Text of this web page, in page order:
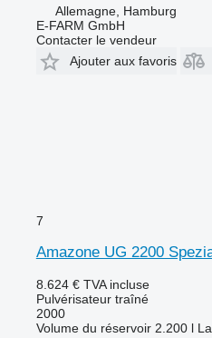
Allemagne, Hamburg
E-FARM GmbH
Contacter le vendeur
Ajouter aux favoris
7
Amazone UG 2200
8.624 € TVA incluse
Pulvérisateur traîné
2000
Volume du réservoir 2.200 l